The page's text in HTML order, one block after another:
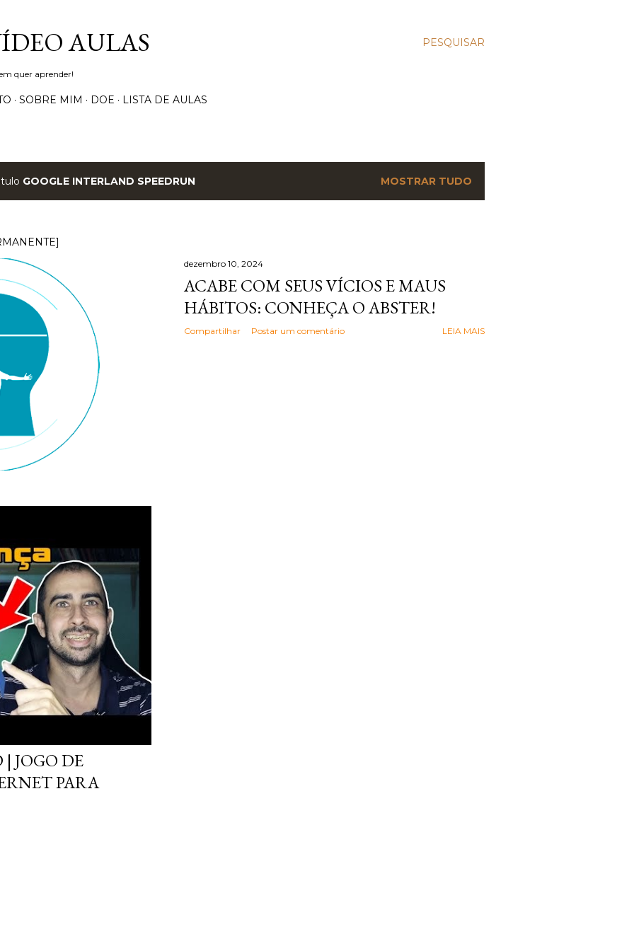
PESQUISAR
AULAS
quer aprender!
SOBRE MIM DOE LISTA DE AULAS
GOOGLE INTERLAND SPEEDRUN MOSTRAR TUDO
dezembro 10, 2024
ACABE COM SEUS VÍCIOS E MAUS
HÁBITOS: CONHEÇA O ABSTER!
Compartilhar Postar um comentário LEIA MAIS
JOGO DE
PARA